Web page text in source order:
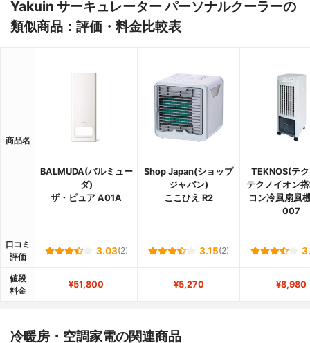
Yakuin サーキュレーター パーソナルクーラーの
類似商品：評価・料金比較表
商品名
BALMUDA(バルミュー
ダ)
ザ・ピュア A01A
Shop Japan(ショップ
ジャパン)
ここひえ R2
TEKNOS(テ
テクノイオン
コン冷風扇風
007
口コミ
評価
3.03(2) 3.15(2)
値段
料金
¥51,800 ¥5,270 ¥8,980
冷暖房・空調家電の関連商品